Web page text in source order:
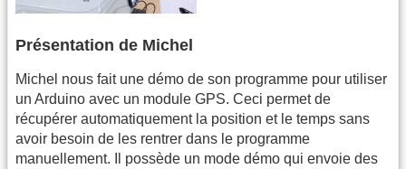
Présentation de Michel
Michel nous fait une démo de son programme pour utiliser
un Arduino avec un module GPS. Ceci permet de
récupérer automatiquement la position et le temps sans
avoir besoin de les rentrer dans le programme
manuellement. Il possède un mode démo qui envoie des